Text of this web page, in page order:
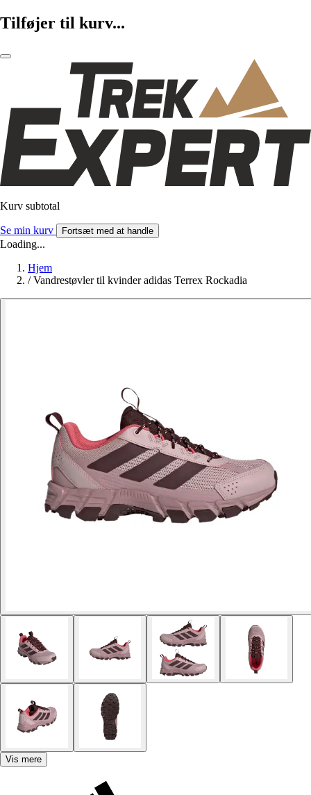
Tilføjer til kurv...
Kurv subtotal
Se min kurv Fortsæt med at handle
Loading...
Hjem
/ Vandrestøvler til kvinder adidas Terrex Rockadia
Vis mere